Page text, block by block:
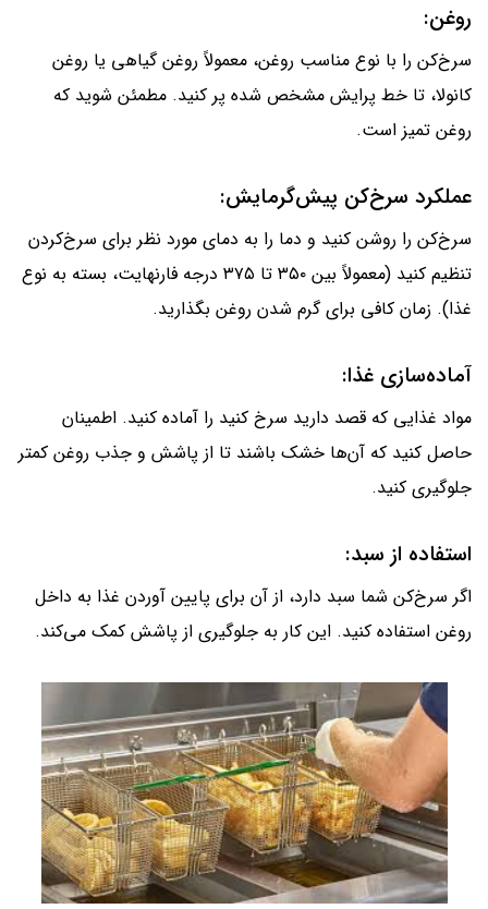
روغن:
سرخ‌کن را با نوع مناسب روغن، معمولاً روغن گیاهی یا روغن
کانولا، تا خط پرایش مشخص شده پر کنید. مطمئن شوید که
روغن تمیز است.
عملکرد سرخ‌کن پیش‌گرمایش:
سرخ‌کن را روشن کنید و دما را به دمای مورد نظر برای سرخ‌کردن
تنظیم کنید (معمولاً بین ۳۵۰ تا ۳۷۵ درجه فارنهایت، بسته به نوع
غذا). زمان کافی برای گرم شدن روغن بگذارید.
آماده‌سازی غذا:
مواد غذایی که قصد دارید سرخ کنید را آماده کنید. اطمینان
حاصل کنید که آن‌ها خشک باشند تا از پاشش و جذب روغن کمتر
جلوگیری کنید.
استفاده از سبد:
اگر سرخ‌کن شما سبد دارد، از آن برای پایین آوردن غذا به داخل
روغن استفاده کنید. این کار به جلوگیری از پاشش کمک می‌کند.